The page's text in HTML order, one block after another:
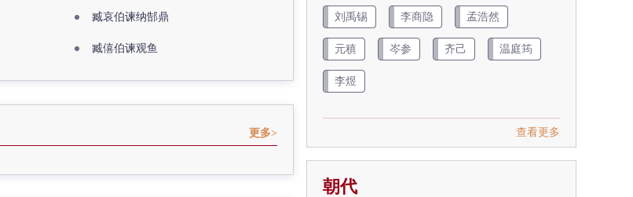
臧哀伯谏纳郜鼎
臧僖伯谏观鱼
更多>
刘禹锡 李商隐 孟浩然
元稹 岑参 齐己 温庭筠
李煜
查看更多
朝代